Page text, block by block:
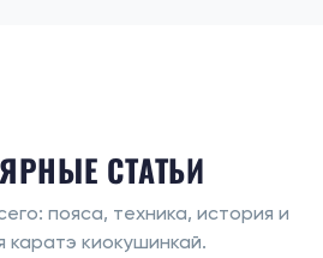
СТАТЬИ
пояса, техника, история и
каратэ киокушинкай.